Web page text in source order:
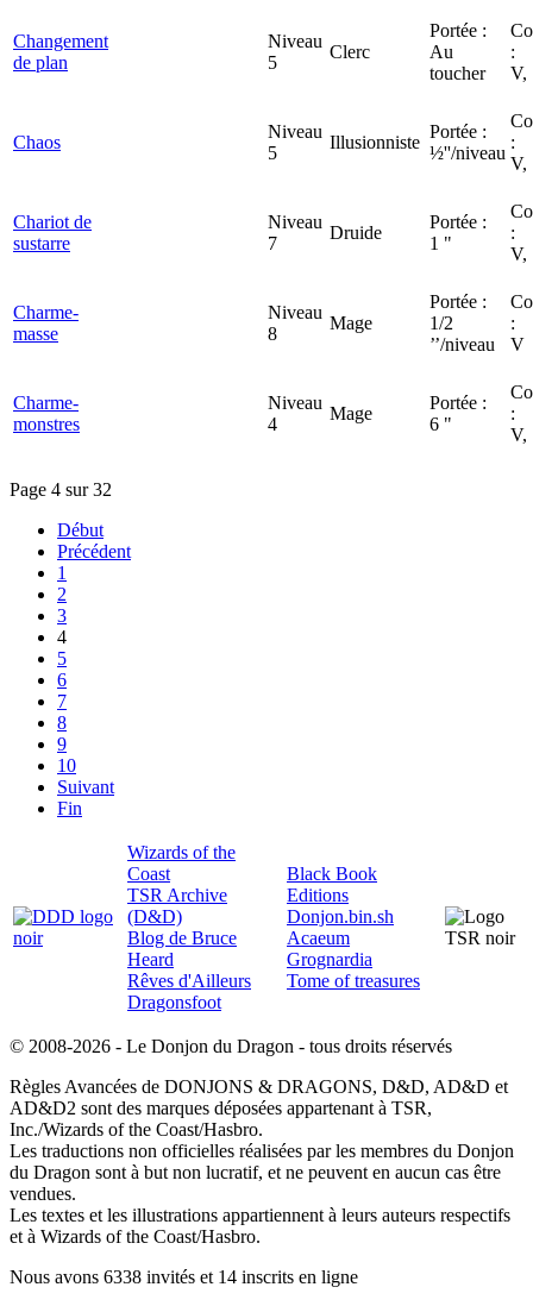
Changement
de plan
Niveau
5
Clerc
Portée :
Au
toucher
:
V,
Chaos
Niveau
5
Illusionniste
Portée :
½''/niveau
:
V,
Chariot de
sustarre
Niveau
7
Druide
Portée :
1 "
:
V,
Charme-
masse
Niveau
8
Mage
Portée :
1/2
’’/niveau
:
V
Charme-
monstres
Niveau
4
Mage
Portée :
6 "
:
V,
Page 4 sur 32
Début
Précédent
1
2
3
4
5
6
7
8
9
10
Suivant
Fin
Wizards of the
Coast
TSR Archive
(D&D)
Blog de Bruce
Heard
Rêves d'Ailleurs
Dragonsfoot
Black Book
Editions
Donjon.bin.sh
Acaeum
Grognardia
Tome of treasures
© 2008-2026 - Le Donjon du Dragon - tous droits réservés
Règles Avancées de DONJONS & DRAGONS, D&D, AD&D et
AD&D2 sont des marques déposées appartenant à TSR,
Inc./Wizards of the Coast/Hasbro.
Les traductions non officielles réalisées par les membres du Donjon
du Dragon sont à but non lucratif, et ne peuvent en aucun cas être
vendues.
Les textes et les illustrations appartiennent à leurs auteurs respectifs
et à Wizards of the Coast/Hasbro.
Nous avons 6338 invités et 14 inscrits en ligne